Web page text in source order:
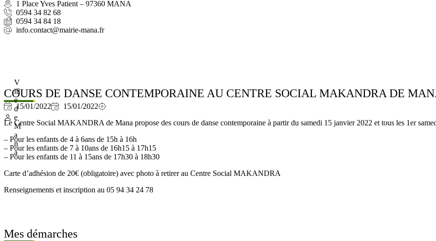
1 Place Yves Patient – 97360 MANA
0594 34 82 68
0594 34 84 18
info.contact@mairie-mana.fr
V
ill
e
d
e
M
a
n
a
COURS DE DANSE CONTEMPORAINE AU CENTRE SOCIAL MAKANDRA DE
15/01/2022
15/01/2022
Le Centre Social MAKANDRA de Mana propose des cours de danse contemporaine à partir du samedi 15 janvier 2022 et tous les 1er
– Pour les enfants de 4 à 6ans de 15h à 16h
– Pour les enfants de 7 à 10ans de 16h15 à 17h15
– Pour les enfants de 11 à 15ans de 17h30 à 18h30
Carte d’adhésion de 20€ (obligatoire) avec photo à retirer au Centre Social MAKANDRA
Renseignements et inscription au 05 94 34 24 78
Mes démarches